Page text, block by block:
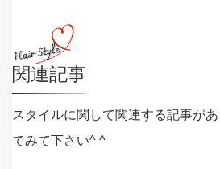
関連記事
スタイルに関して関連する記事が
てみて下さい^ ^